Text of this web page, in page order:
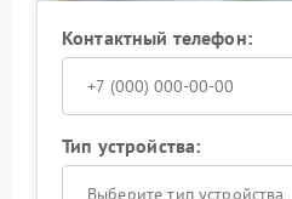
Контактный телефон:
Тип устройства:
Выберите тип устройства